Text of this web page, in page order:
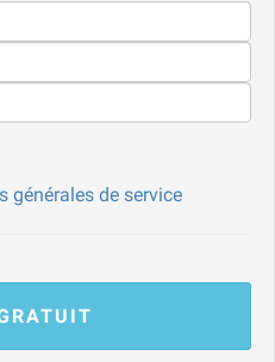
générales de service